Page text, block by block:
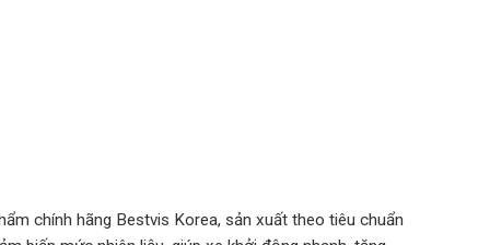
chính hãng Bestvis Korea, sản xuất theo tiêu chuẩn